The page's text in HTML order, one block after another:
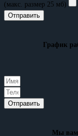
(макс. размер 25 мб)
Отправить
График
Отправить
Мы вам